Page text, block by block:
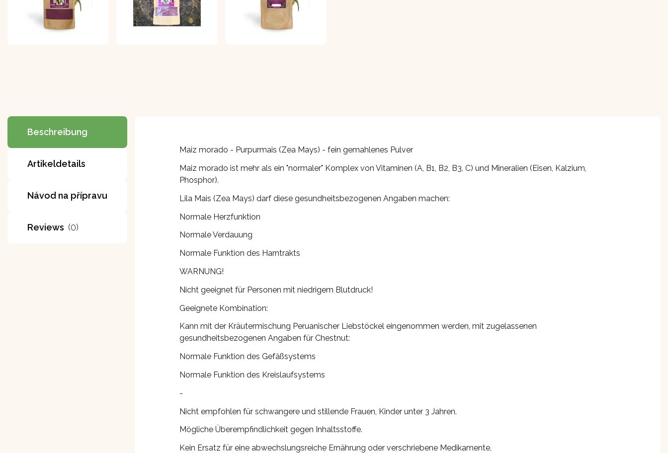
Beschreibung
Artikeldetails
Návod na přípravu
Reviews (0)
Maiz morado - Purpurmais (Zea Mays) - fein gemahlenes Pulver
Maiz morado ist mehr als ein "normaler" Komplex von Vitaminen (A, B1, B2, B3, C) und Mineralien (Eisen, Kalzium,
Phosphor).
Lila Mais (Zea Mays) darf diese gesundheitsbezogenen Angaben machen:
Normale Herzfunktion
Normale Verdauung
Normale Funktion des Harntrakts
WARNUNG!
Nicht geeignet für Personen mit niedrigem Blutdruck!
Geeignete Kombination:
Kann mit der Kräutermischung Peruanischer Liebstöckel eingenommen werden, mit zugelassenen
gesundheitsbezogenen Angaben für Chestnut:
Normale Funktion des Gefäßsystems
Normale Funktion des Kreislaufsystems
-
Nicht empfohlen für schwangere und stillende Frauen, Kinder unter 3 Jahren.
Mögliche Überempfindlichkeit gegen Inhaltsstoffe.
Kein Ersatz für eine abwechslungsreiche Ernährung oder verschriebene Medikamente.